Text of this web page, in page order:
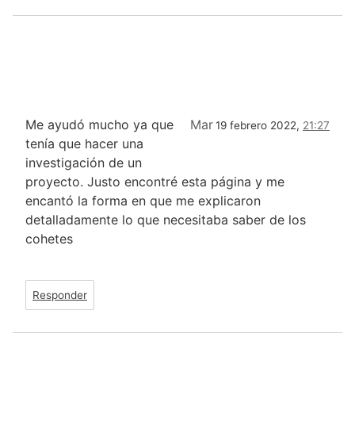
Mar19 febrero 2022, 21:27
Me ayudó mucho ya que
tenía que hacer una
investigación de un
proyecto. Justo encontré esta página y me
encantó la forma en que me explicaron
detalladamente lo que necesitaba saber de los
cohetes
Responder